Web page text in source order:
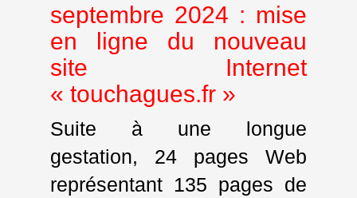
septembre 2024 : mise
en ligne du nouveau
site Internet
« touchagues.fr »
Suite à une longue
gestation, 24 pages Web
représentant 135 pages de